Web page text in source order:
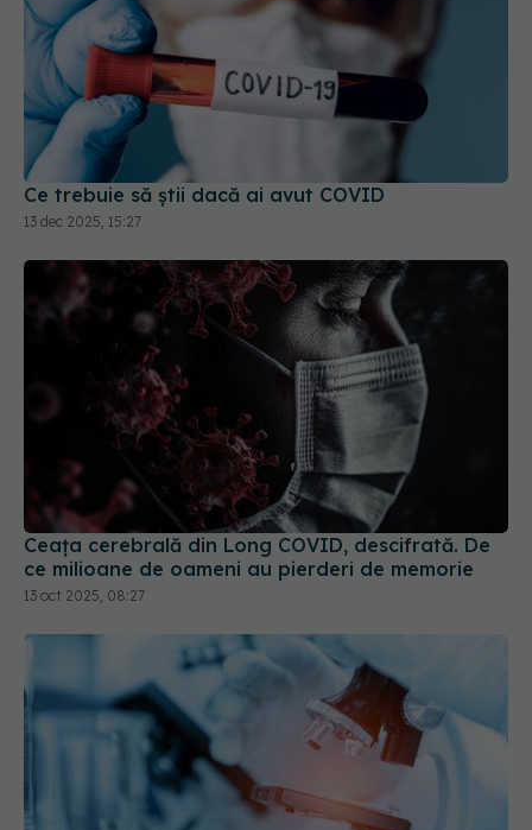
Ce trebuie să știi dacă ai avut COVID
13 dec 2025, 15:27
Ceața cerebrală din Long COVID, descifrată. De
ce milioane de oameni au pierderi de memorie
13 oct 2025, 08:27